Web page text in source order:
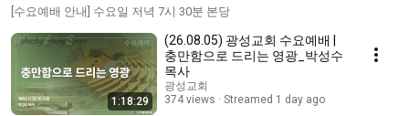
[수요예배 안내] 수요일 저녁 7시 30분 본당
1:18:29
(26.08.05) 광성교회 수요예배 |
충만함으로 드리는 영광_박성수
목사
광성교회
374 views
Streamed 1 day ago